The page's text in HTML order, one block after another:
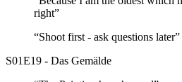
right”
“Shoot first - ask questions later”
S01E19 - Das Gemälde